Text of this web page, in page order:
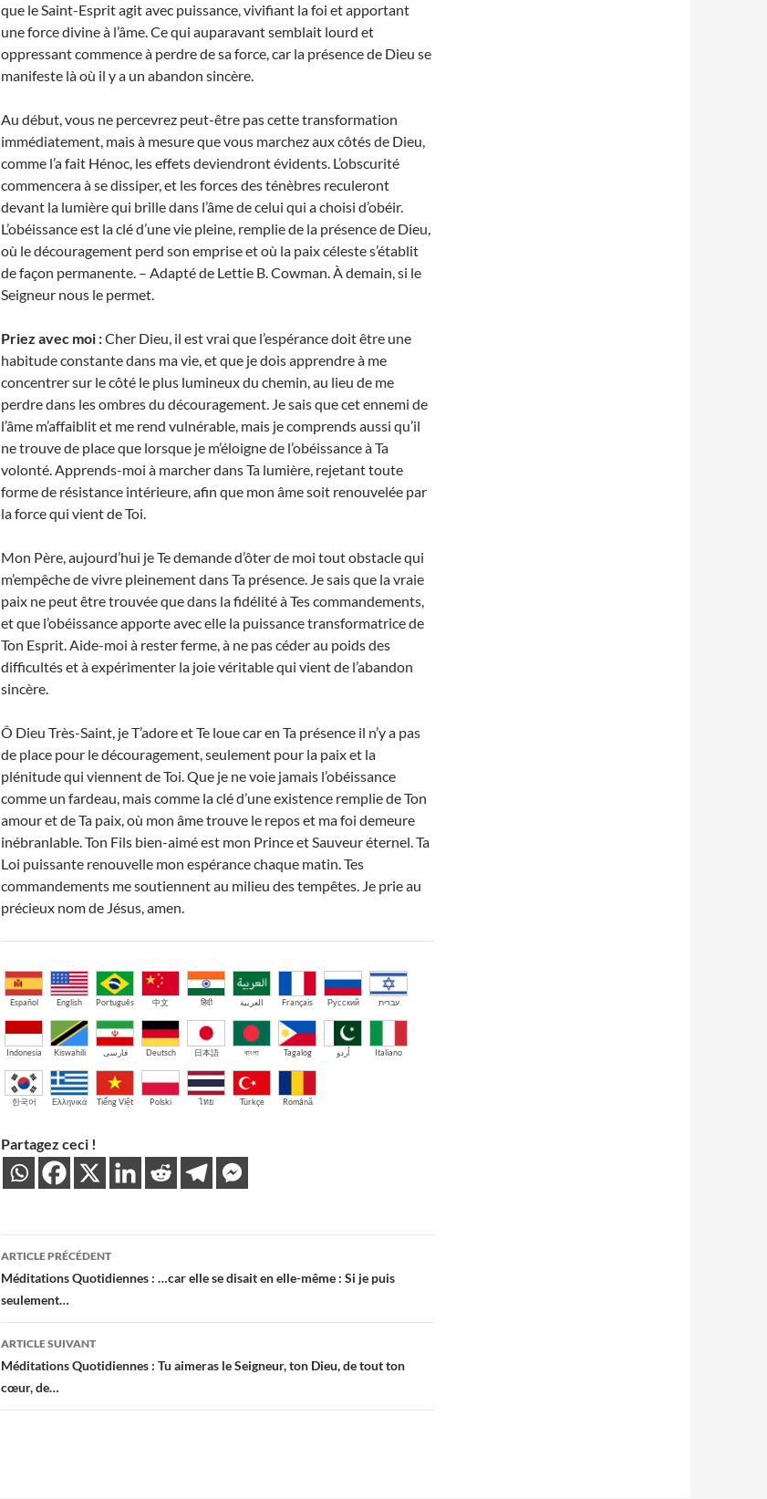
que le Saint-Esprit agit avec puissance, vivifiant la foi et apportant
une force divine à l’âme. Ce qui auparavant semblait lourd et
oppressant commence à perdre de sa force, car la présence de Dieu se
manifeste là où il y a un abandon sincère.
Au début, vous ne percevrez peut-être pas cette transformation
immédiatement, mais à mesure que vous marchez aux côtés de Dieu,
comme l’a fait Hénoc, les effets deviendront évidents. L’obscurité
commencera à se dissiper, et les forces des ténèbres reculeront
devant la lumière qui brille dans l’âme de celui qui a choisi d’obéir.
L’obéissance est la clé d’une vie pleine, remplie de la présence de Dieu,
où le découragement perd son emprise et où la paix céleste s’établit
de façon permanente. – Adapté de Lettie B. Cowman. À demain, si le
Seigneur nous le permet.
Priez avec moi :Cher Dieu, il est vrai que l’espérance doit être une
habitude constante dans ma vie, et que je dois apprendre à me
concentrer sur le côté le plus lumineux du chemin, au lieu de me
perdre dans les ombres du découragement. Je sais que cet ennemi de
l’âme m’affaiblit et me rend vulnérable, mais je comprends aussi qu’il
ne trouve de place que lorsque je m’éloigne de l’obéissance à Ta
volonté. Apprends-moi à marcher dans Ta lumière, rejetant toute
forme de résistance intérieure, afin que mon âme soit renouvelée par
la force qui vient de Toi.
Mon Père, aujourd’hui je Te demande d’ôter de moi tout obstacle qui
m’empêche de vivre pleinement dans Ta présence. Je sais que la vraie
paix ne peut être trouvée que dans la fidélité à Tes commandements,
et que l’obéissance apporte avec elle la puissance transformatrice de
Ton Esprit. Aide-moi à rester ferme, à ne pas céder au poids des
difficultés et à expérimenter la joie véritable qui vient de l’abandon
sincère.
Ô Dieu Très-Saint, je T’adore et Te loue car en Ta présence il n’y a pas
de place pour le découragement, seulement pour la paix et la
plénitude qui viennent de Toi. Que je ne voie jamais l’obéissance
comme un fardeau, mais comme la clé d’une existence remplie de Ton
amour et de Ta paix, où mon âme trouve le repos et ma foi demeure
inébranlable. Ton Fils bien-aimé est mon Prince et Sauveur éternel. Ta
Loi puissante renouvelle mon espérance chaque matin. Tes
commandements me soutiennent au milieu des tempêtes. Je prie au
précieux nom de Jésus, amen.
Español English Português 中文 हिंदी العربية Français Русский עברית
Indonesia Kiswahili فارسی Deutsch 日本語 বাংলা Tagalog اُردو Italiano
한국어 Ελληνικά Tiếng Việt Polski ไทย Türkçe Română
Partagez ceci !
Navigation
des
articles
ARTICLE PRÉCÉDENT
Méditations Quotidiennes : …car elle se disait en elle-même : Si je puis
seulement…
ARTICLE SUIVANT
Méditations Quotidiennes : Tu aimeras le Seigneur, ton Dieu, de tout ton
cœur, de…